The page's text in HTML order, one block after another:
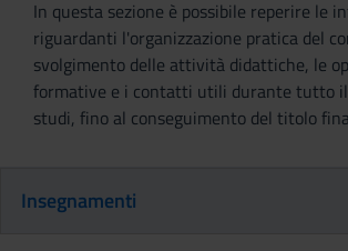
In questa sezione è possibile reperire le
riguardanti l'organizzazione pratica del
svolgimento delle attività didattiche, le
formative e i contatti utili durante tutto il
studi, fino al conseguimento del titolo
Insegnamenti